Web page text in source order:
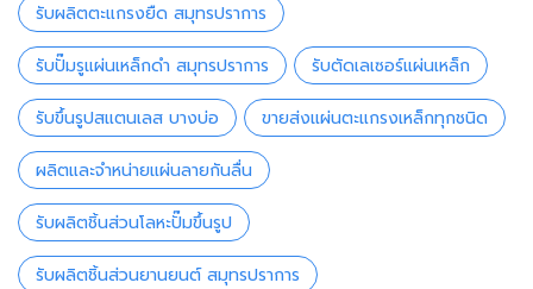
รับผลิตตะแกรงยืด สมุทรปราการ
รับปั๊มรูแผ่นเหล็กดำ สมุทรปราการ รับตัดเลเซอร์แผ่นเหล็ก
รับขึ้นรูปสแตนเลส บางบ่อ ขายส่งแผ่นตะแกรงเหล็กทุกชนิด
ผลิตและจำหน่ายแผ่นลายกันลื่น
รับผลิตชิ้นส่วนโลหะปั๊มขึ้นรูป
รับผลิตชิ้นส่วนยานยนต์ สมุทรปราการ